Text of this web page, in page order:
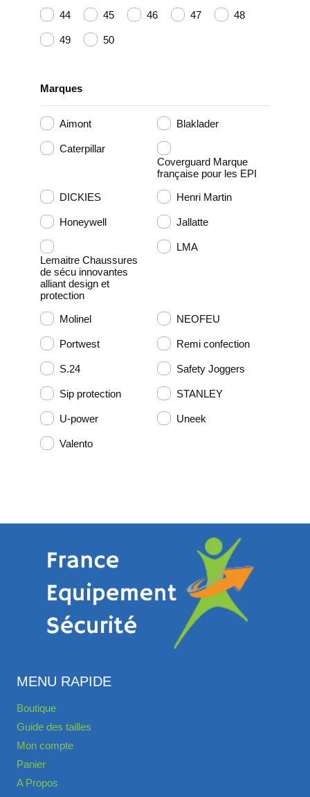
44 45 46 47 48
49 50
Marques
Aimont Blaklader
Caterpillar
Coverguard Marque
française pour les EPI
DICKIES
Henri Martin
Honeywell Jallatte
Lemaitre Chaussures
de sécu innovantes
alliant design et
protection
LMA
Molinel NEOFEU
Portwest Remi confection
S.24 Safety Joggers
Sip protection STANLEY
U-power Uneek
Valento
MENU RAPIDE
Boutique
Guide des tailles
Mon compte
Panier
A Propos